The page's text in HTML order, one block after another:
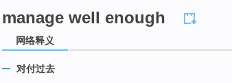
manage well enough
网络释义
对付过去